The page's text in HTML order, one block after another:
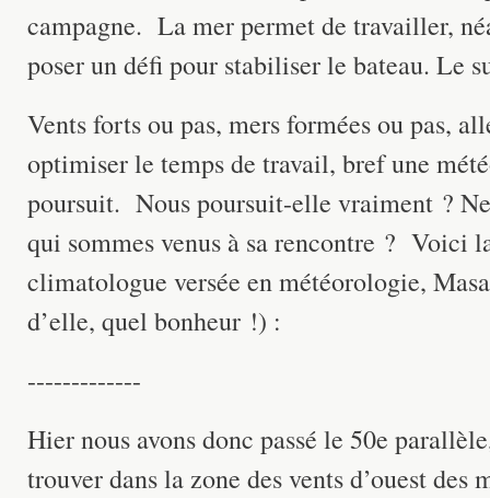
campagne. La mer permet de travailler,
poser un défi pour stabiliser le bateau. Le
Vents forts ou pas, mers formées ou pas,
optimiser le temps de travail, bref une
poursuit. Nous poursuit-elle vraiment ?
qui sommes venus à sa rencontre ? Voici
climatologue versée en météorologie,
d’elle, quel bonheur !) :
-------------
Hier nous avons donc passé le 50e
trouver dans la zone des vents d’ouest des